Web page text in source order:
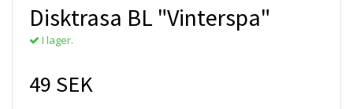
Disktrasa BL "Vinterspa"
I lager.
49 SEK